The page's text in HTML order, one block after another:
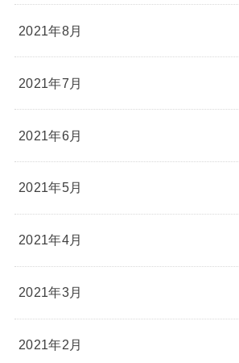
2021年8月
2021年7月
2021年6月
2021年5月
2021年4月
2021年3月
2021年2月